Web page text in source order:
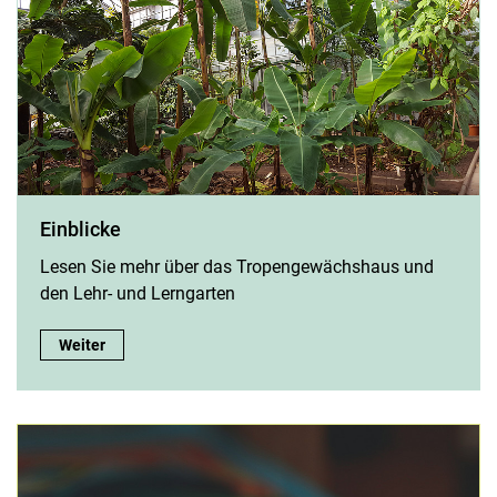
Einblicke
Lesen Sie mehr über das Tropengewächshaus und
den Lehr- und Lerngarten
Einblicke:
Weiter